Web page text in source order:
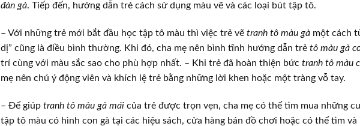
đàn gà. Tiếp đến, hướng dẫn trẻ cách sử dụng màu vẽ và các loại bút tập tô.
– Với những trẻ mới bắt đầu học tập tô màu thì việc trẻ vẽ tranh tô màu gà một cách
dị” cũng là điều bình thường. Khi đó, cha mẹ nên bình tĩnh hướng dẫn trẻ tô màu gà
trí cùng với màu sắc sao cho phù hợp nhất. – Khi trẻ đã hoàn thiện bức tranh tô màu
mẹ nên chú ý động viên và khích lệ trẻ bằng những lời khen hoặc một tràng vỗ tay.
– Để giúp tranh tô màu gà mái của trẻ được trọn vẹn, cha mẹ có thể tìm mua những
tập tô màu có hình con gà tại các hiệu sách, cửa hàng bán đồ chơi hoặc có thể tìm và